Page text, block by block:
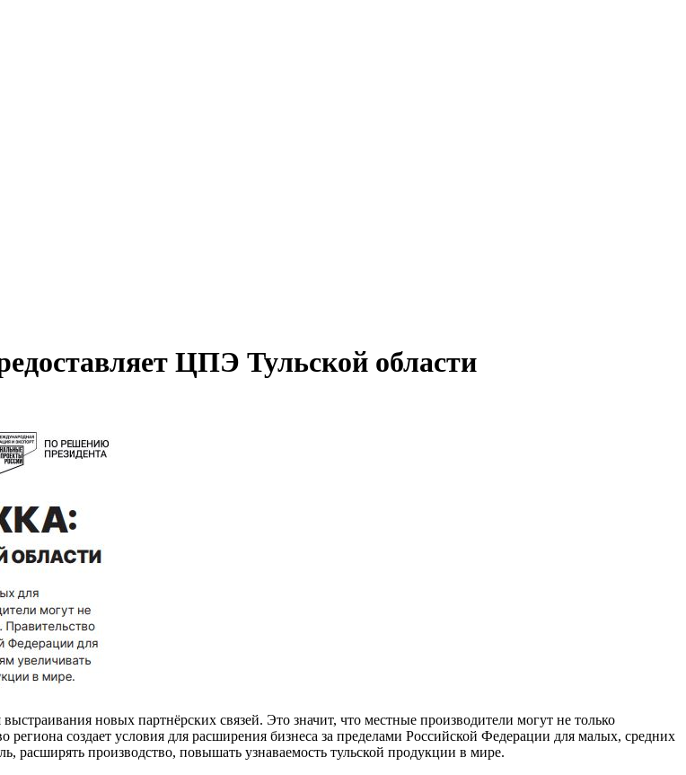
ЦПЭ Тульской области
новых партнёрских связей. Это значит, что местные производители могут не только
создает условия для расширения бизнеса за пределами Российской Федерации для малых, средних
производство, повышать узнаваемость тульской продукции в мире.